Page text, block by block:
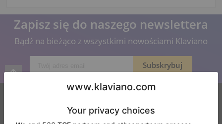
Zapisz się do naszego newslettera
Bądź na bieżąco z wszystkimi nowościami Klaviano